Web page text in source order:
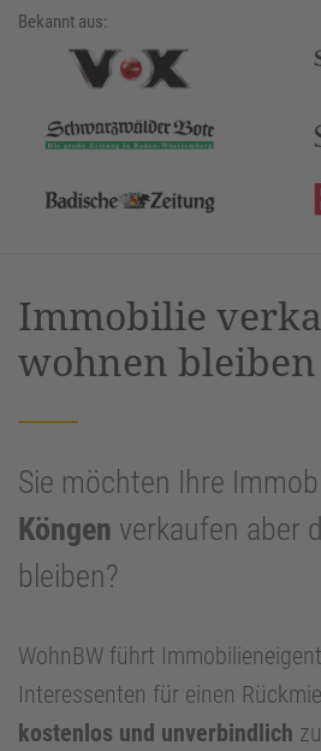
Bekannt aus:
Immobilie
wohnen
Sie möchten Ihre
Köngen verkaufen aber
bleiben?
WohnBW führt
Interessenten für einen
kostenlos und unverbindlich